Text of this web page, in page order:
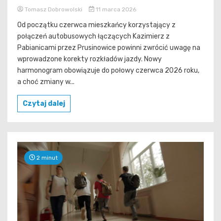
Tomasz Dobrowolski 11 marca 2026
Od początku czerwca mieszkańcy korzystający z
połączeń autobusowych łączących Kazimierz z
Pabianicami przez Prusinowice powinni zwrócić uwagę na
wprowadzone korekty rozkładów jazdy. Nowy
harmonogram obowiązuje do połowy czerwca 2026 roku,
a choć zmiany w...
Czytaj dalej
2 minut